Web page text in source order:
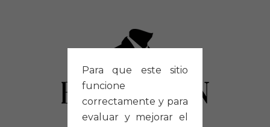
Para que este sitio
funcione
correctamente y para
evaluar y mejorar el